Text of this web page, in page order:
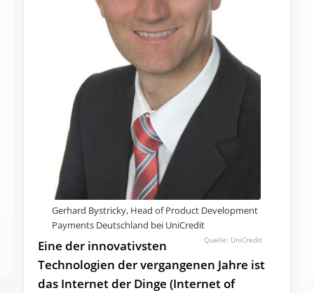
Gerhard Bystricky, Head of Product Development
Payments Deutschland bei UniCredit
UniCredit
Eine der innovativsten
Technologien der vergangenen Jahre ist
das Internet der Dinge (Internet of